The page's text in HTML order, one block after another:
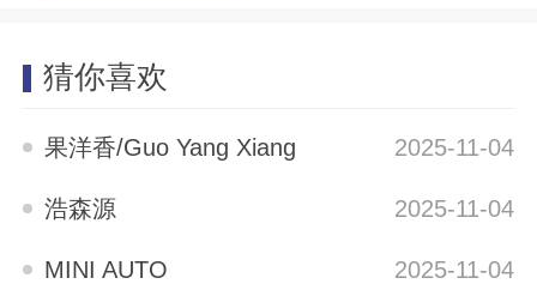
猜你喜欢
果洋香/Guo Yang Xiang 2025-11-04
浩森源 2025-11-04
MINI AUTO 2025-11-04